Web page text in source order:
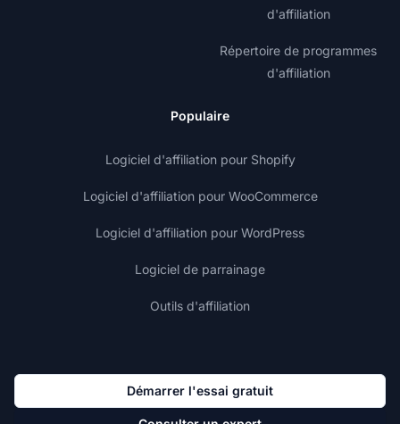
d'affiliation
Répertoire de programmes
d'affiliation
Populaire
Logiciel d'affiliation pour Shopify
Logiciel d'affiliation pour WooCommerce
Logiciel d'affiliation pour WordPress
Logiciel de parrainage
Outils d'affiliation
Démarrer l'essai gratuit